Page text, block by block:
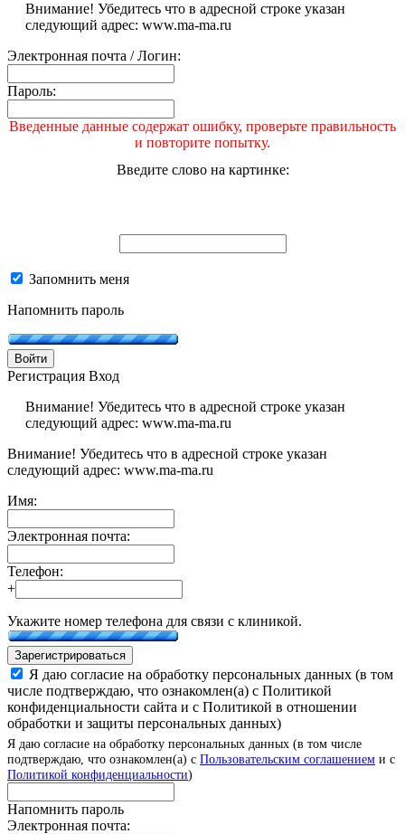
Внимание! Убедитесь что в адресной строке указан
следующий адрес: www.ma-ma.ru
Электронная почта / Логин:
Пароль:
Введенные данные содержат ошибку, проверьте правильность
и повторите попытку.
Введите слово на картинке:
Запомнить меня
Напомнить пароль
Войти
Регистрация Вход
Внимание! Убедитесь что в адресной строке указан
следующий адрес: www.ma-ma.ru
Внимание! Убедитесь что в адресной строке указан
следующий адрес: www.ma-ma.ru
Имя:
Электронная почта:
Телефон:
+
Укажите номер телефона для связи с клиникой.
Зарегистрироваться
Я даю согласие на обработку персональных данных (в том
числе подтверждаю, что ознакомлен(а) с Политикой
конфиденциальности сайта и с Политикой в отношении
обработки и защиты персональных данных)
Я даю согласие на обработку персональных данных (в том числе
подтверждаю, что ознакомлен(а) с Пользовательским соглашением и с
Политикой конфиденциальности)
Напомнить пароль
Электронная почта: